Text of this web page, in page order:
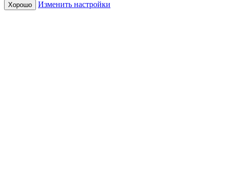
Хорошо Изменить настройки